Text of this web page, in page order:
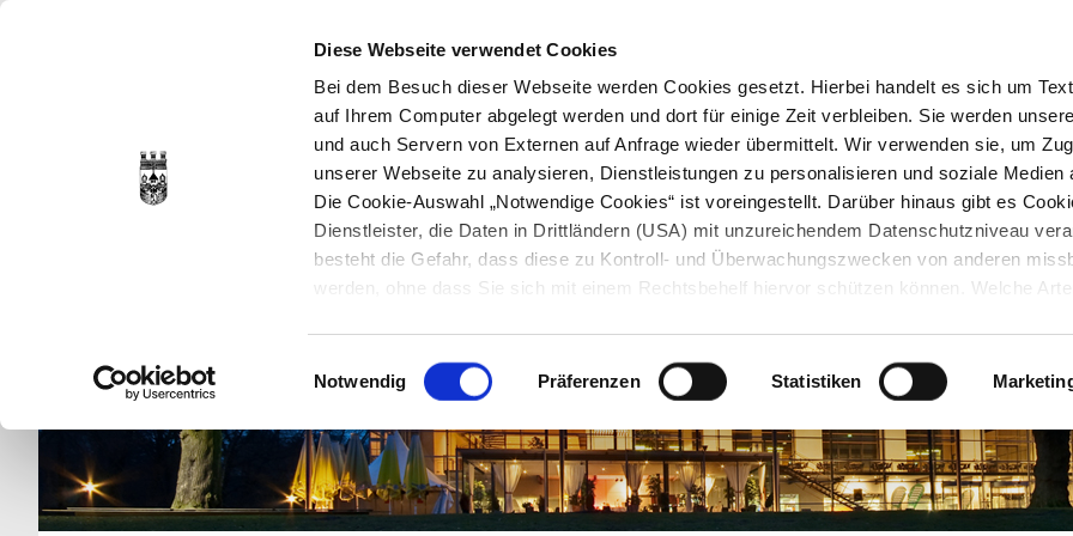
Diese Webseite verwendet Cookies
Bei dem Besuch dieser Webseite werden Cookies gesetzt. Hierbei handelt es sich um
auf Ihrem Computer abgelegt werden und dort für einige Zeit verbleiben. Sie werden
und auch Servern von Externen auf Anfrage wieder übermittelt. Wir verwenden sie, um
unserer Webseite zu analysieren, Dienstleistungen zu personalisieren und soziale Medien
Die Cookie-Auswahl „Notwendige Cookies“ ist voreingestellt. Darüber hinaus gibt es
Dienstleister, die Daten in Drittländern (USA) mit unzureichendem Datenschutzniveau
besteht die Gefahr, dass diese zu Kontroll- und Überwachungszwecken von anderen
werden, ohne dass Sie sich mit einem Rechtsbehelf hiervor schützen können. Welche
Datenschutzerklärung
entnehmen. Die von Ihnen getroffene Auswahl der gewünschten
jederzeit mit Wirkung für die Zukunft angepasst oder
werden.
Einwilligungsauswahl
Notwendig Präferenzen Statistiken
STARTSEITE